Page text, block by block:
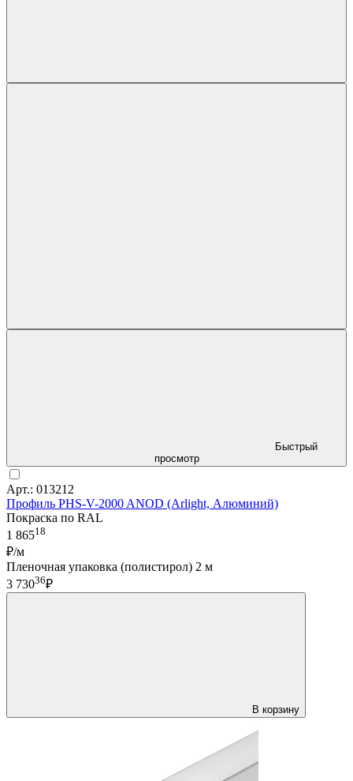
Быстрый
просмотр
Арт.: 013212
Профиль PHS-V-2000 ANOD (Arlight, Алюминий)
Покраска по RAL
1 86518
₽/м
Пленочная упаковка (полистирол) 2 м
3 73036₽
В корзину